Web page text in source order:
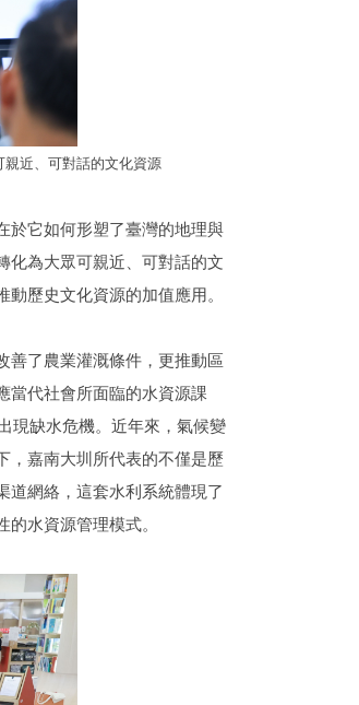
近、可對話的文化資源
於它如何形塑了臺灣的地理與
化為大眾可親近、可對話的文
歷史文化資源的加值應用。
善了農業灌溉條件，更推動區
當代社會所面臨的水資源課
現缺水危機。近年來，氣候變
，嘉南大圳所代表的不僅是歷
道網絡，這套水利系統體現了
水資源管理模式。